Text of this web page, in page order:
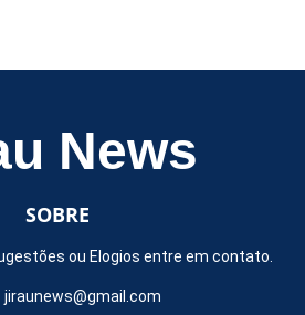
News
SOBRE
ou Elogios entre em contato.
jiraunews@gmail.com